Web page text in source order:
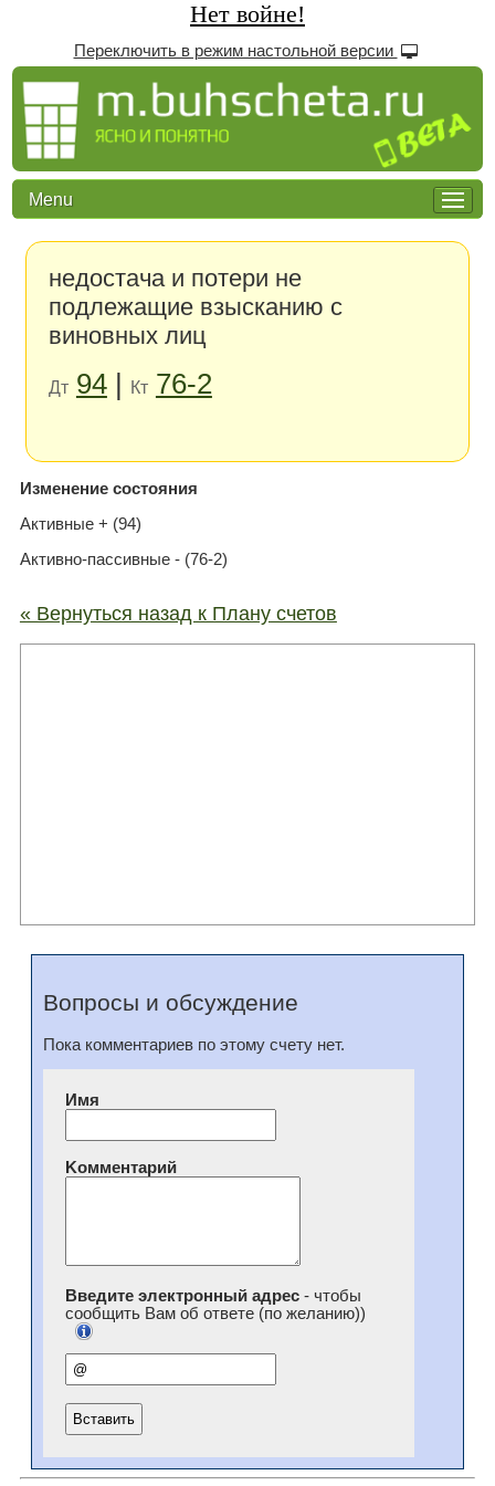
Нет войне!
Переключить в режим настольной версии
Menu
недостача и потери не
подлежащие взысканию с
виновных лиц
Дт 94| Кт 76-2
Изменение состояния
Активные + (94)
Активно-пассивные - (76-2)
« Вернуться назад к Плану счетов
Вопросы и обсуждение
Пока комментариев по этому счету нет.
Имя
Kомментарий
Введите электронный адрес- чтобы
сообщить Вам об ответе (по желанию))